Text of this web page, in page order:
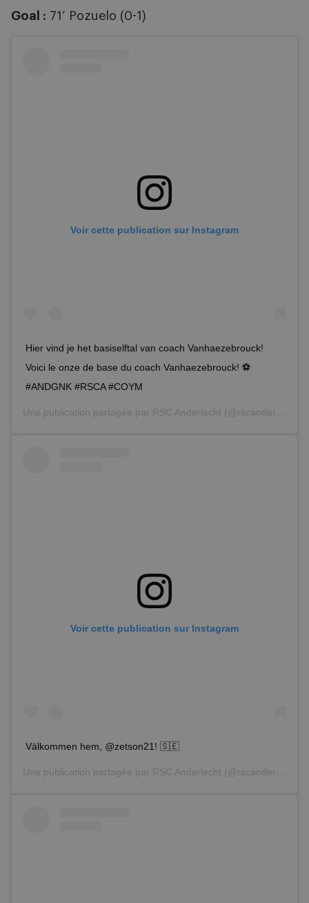
Goal : 71’ Pozuelo (0-1)
Voir cette publication sur Instagram
Hier vind je het basiselftal van coach Vanhaezebrouck!
Voici le onze de base du coach Vanhaezebrouck! ⚽️
#ANDGNK #RSCA #COYM
Une publication partagée par RSC Anderlecht (@rscanderlecht) le
Voir cette publication sur Instagram
Välkommen hem, @zetson21! 🇸🇪
Une publication partagée par RSC Anderlecht (@rscanderlecht) le